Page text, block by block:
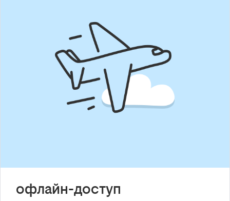
офлайн-доступ